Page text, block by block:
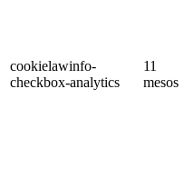
cookielawinfo-
checkbox-analytics
11
mesos